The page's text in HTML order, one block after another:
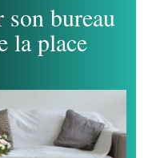
son bureau
la place